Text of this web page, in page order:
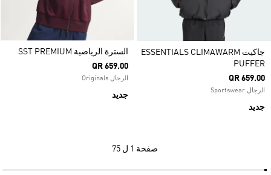
جاكيت ESSENTIALS CLIMAWARM
PUFFER
QR 659.00
الرجال Sportswear
جديد
السترة الرياضية SST PREMIUM
QR 659.00
الرجال Originals
جديد
صفحة 1 ل 75